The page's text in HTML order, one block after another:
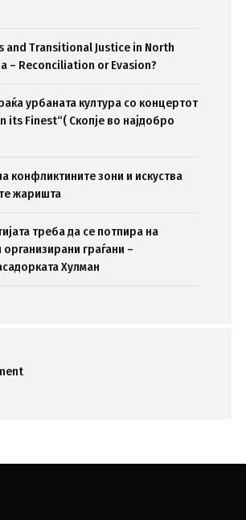
and Transitional Justice in North
– Reconciliation or Evasion?
урбаната култура со концертот
its Finest“( Скопје во најдобро
конфликтините зони и искуства
жаришта
треба да се потпира на
организирани граѓани –
Хулман